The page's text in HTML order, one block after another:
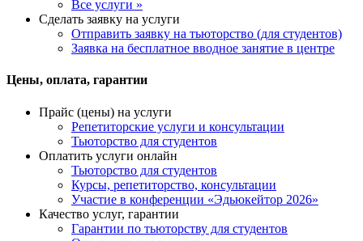
Все услуги »
Сделать заявку на услуги
Отправить заявку на тьюторство (для студентов)
Заявка на бесплатное вводное занятие в центре
Цены, оплата, гарантии
Прайс (цены) на услуги
Репетиторские услуги и консультации
Тьюторство для студентов
Оплатить услуги онлайн
Тьюторство для студентов
Курсы, репетиторство, консультации
Участие в конференции «Эдьюкейтор 2026»
Качество услуг, гарантии
Гарантии по тьюторству для студентов